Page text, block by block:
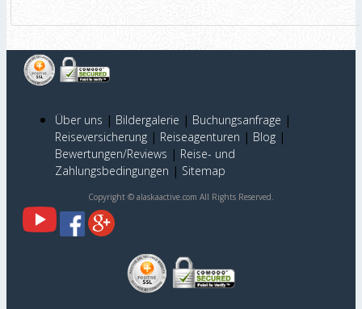
Über uns | Bildergalerie | Buchungsanfrage |
Reiseversicherung | Reiseagenturen | Blog |
Bewertungen/Reviews | Reise- und
Zahlungsbedingungen | Sitemap
Copyright © alaskaactive.com All Rights Reserved.